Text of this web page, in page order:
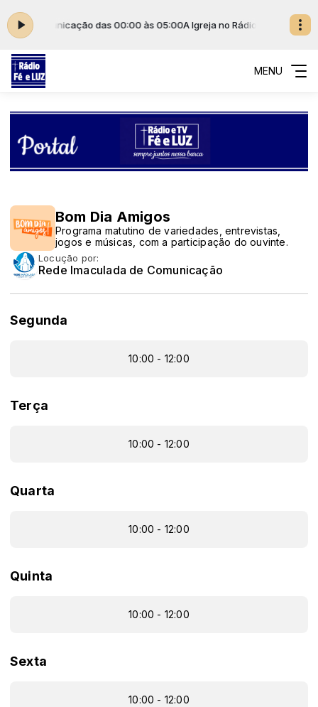
de Comunicação das 00:00 às 05:00A Igreja no Rádio com Rede
MENU
Bom Dia Amigos
Programa matutino de variedades, entrevistas,
jogos e músicas, com a participação do ouvinte.
Locução por:
Rede Imaculada de Comunicação
Segunda
10:00 - 12:00
Terça
10:00 - 12:00
Quarta
10:00 - 12:00
Quinta
10:00 - 12:00
Sexta
10:00 - 12:00